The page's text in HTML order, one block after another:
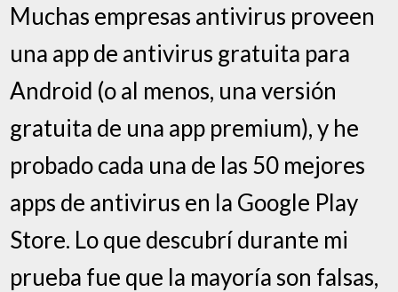
Muchas empresas antivirus proveen
una app de antivirus gratuita para
Android (o al menos, una versión
gratuita de una app premium), y he
probado cada una de las 50 mejores
apps de antivirus en la Google Play
Store. Lo que descubrí durante mi
prueba fue que la mayoría son falsas,